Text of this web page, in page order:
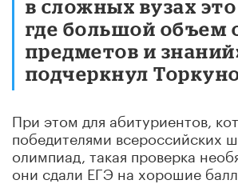
в сложных вузах
где большой объем
предметов и
подчеркнул
При этом для абитуриентов,
победителями всероссийских
олимпиад, такая проверка
они сдали ЕГЭ на хорошие